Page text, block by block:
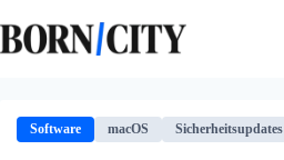
Inhalt
springen
Software macOS Sicherheitsupdates